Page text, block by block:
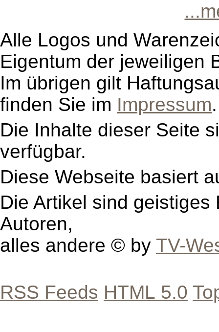
Alle Logos und
Eigentum der jeweiligen
Im übrigen gilt
finden Sie im Impressum.
Die Inhalte dieser Seite
verfügbar.
Diese Webseite basiert
Die Artikel sind
Autoren,
alles andere © by TV-
RSS Feeds HTML 5.0